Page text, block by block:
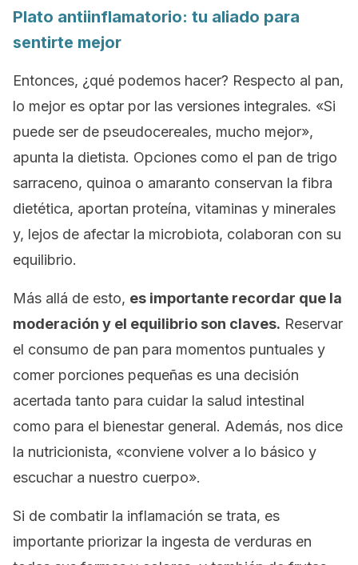
Plato antiinflamatorio: tu aliado para
sentirte mejor
Entonces, ¿qué podemos hacer? Respecto al pan,
lo mejor es optar por las versiones integrales. «Si
puede ser de pseudocereales, mucho mejor»,
apunta la dietista. Opciones como el pan de trigo
sarraceno, quinoa o amaranto conservan la fibra
dietética, aportan proteína, vitaminas y minerales
y, lejos de afectar la microbiota, colaboran con su
equilibrio.
Más allá de esto, es importante recordar que la
moderación y el equilibrio son claves. Reservar
el consumo de pan para momentos puntuales y
comer porciones pequeñas es una decisión
acertada tanto para cuidar la salud intestinal
como para el bienestar general. Además, nos dice
la nutricionista, «conviene volver a lo básico y
escuchar a nuestro cuerpo».
Si de combatir la inflamación se trata, es
importante priorizar la ingesta de verduras en